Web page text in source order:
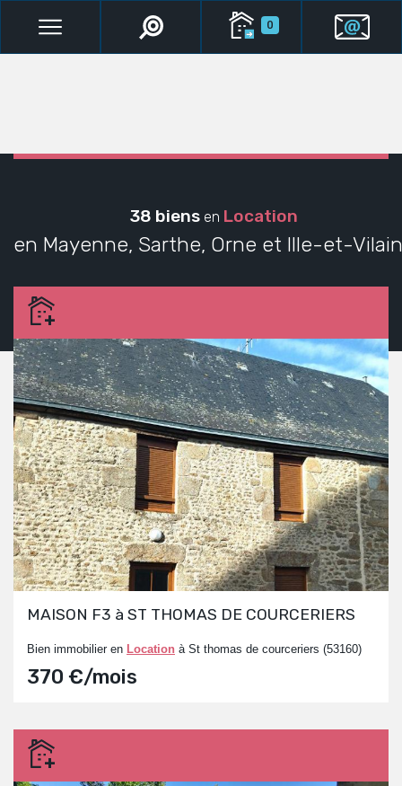
0
38 biens en Location
en Mayenne, Sarthe, Orne et Ille-et-
MAISON F3 à ST THOMAS DE COURCERIERS
Bien immobilier en Location à St thomas de courceriers (53160)
370 €/mois